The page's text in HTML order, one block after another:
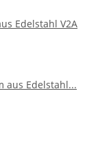
Edelstahl V2A